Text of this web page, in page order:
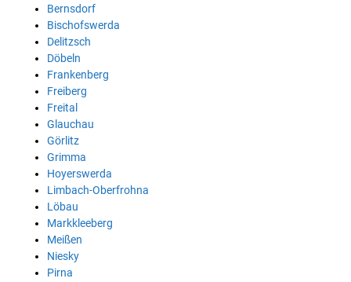
Bernsdorf
Bischofswerda
Delitzsch
Döbeln
Frankenberg
Freiberg
Freital
Glauchau
Görlitz
Grimma
Hoyerswerda
Limbach-Oberfrohna
Löbau
Markkleeberg
Meißen
Niesky
Pirna